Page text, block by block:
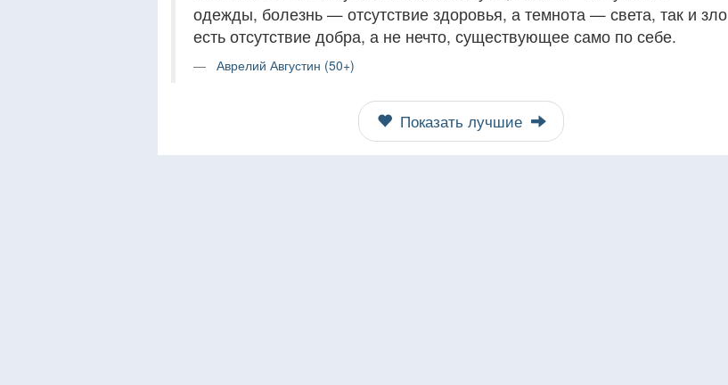
одежды, болезнь — отсутствие здоровья, а темнота — света, так и зло
есть отсутствие добра, а не нечто, существующее само по себе.
Аврелий Августин (50+)
Показать лучшие